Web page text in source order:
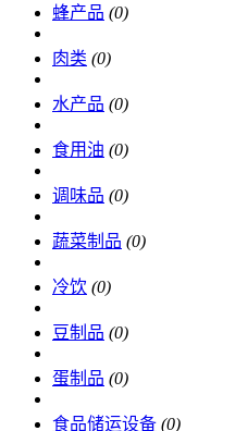
蜂产品 (0)
肉类 (0)
水产品 (0)
食用油 (0)
调味品 (0)
蔬菜制品 (0)
冷饮 (0)
豆制品 (0)
蛋制品 (0)
食品储运设备 (0)